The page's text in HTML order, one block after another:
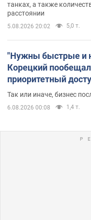
танках, а также
расстоянии
5.08.2026 20:02 5,0 т.
"Нужны быстрые и
Корецкий
приоритетный
помещениям
Так или иначе, бизнес
6.08.2026 00:08 1,4 т.